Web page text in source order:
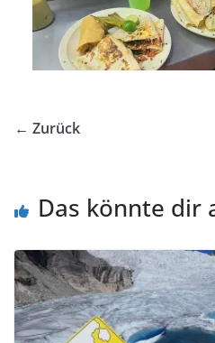
← Zurück
Das könnte dir